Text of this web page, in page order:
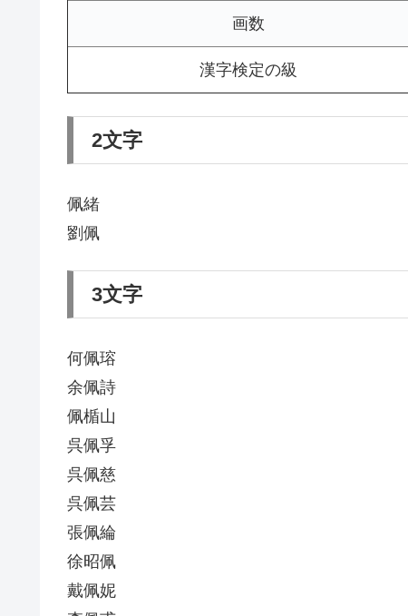
画数
漢字検定の級
2文字
佩緒
劉佩
3文字
何佩瑢
余佩詩
佩楯山
呉佩孚
呉佩慈
呉佩芸
張佩綸
徐昭佩
戴佩妮